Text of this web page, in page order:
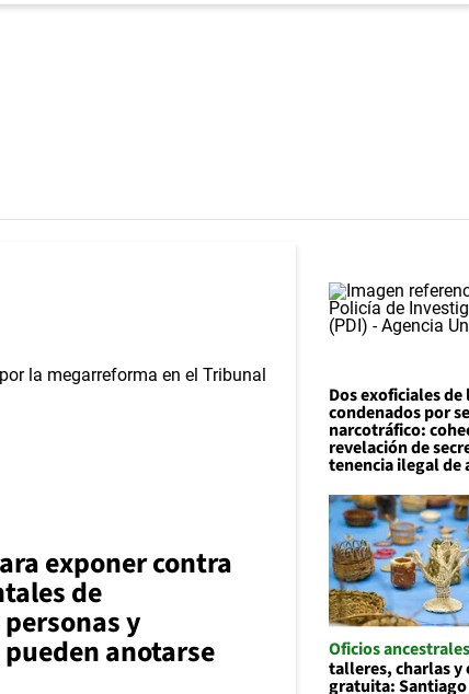
exponer contra
de
y
anotarse
Dos exoficiales de
condenados por
narcotráfico:
revelación de
tenencia ilegal de
Oficios ancestrales
talleres, charlas y
gratuita: